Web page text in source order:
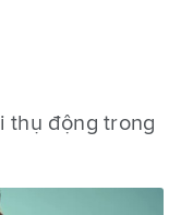
thụ động trong